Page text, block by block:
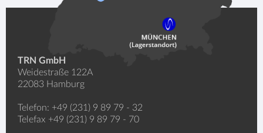
TRN GmbH
Weidestraße 122A
22083 Hamburg
Telefon: +49 (231) 9 89 79 - 32
Telefax +49 (231) 9 89 79 - 70